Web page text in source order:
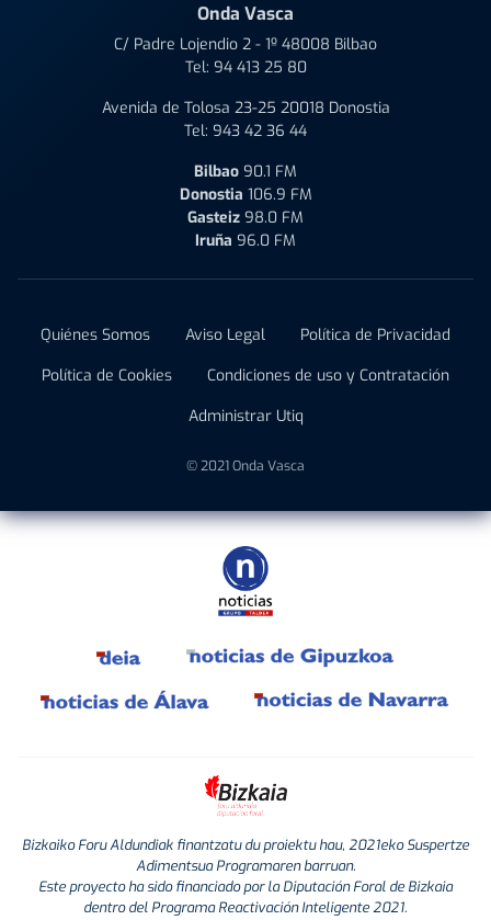
Onda Vasca
C/ Padre Lojendio 2 - 1º 48008 Bilbao
Tel: 94 413 25 80
Avenida de Tolosa 23-25 20018 Donostia
Tel: 943 42 36 44
Bilbao 90.1 FM
Donostia 106.9 FM
Gasteiz 98.0 FM
Iruña 96.0 FM
Quiénes Somos Aviso Legal
Política de Privacidad
Política de Cookies
Condiciones de uso y Contratación
Administrar Utiq
© 2021 Onda Vasca
Bizkaiko Foru Aldundiak finantzatu du proiektu hau, 2021eko Suspertze
Adimentsua Programaren barruan.
Este proyecto ha sido financiado por la Diputación Foral de Bizkaia
dentro del Programa Reactivación Inteligente 2021.